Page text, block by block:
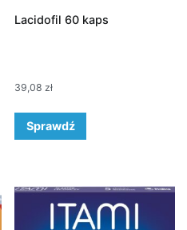
Lacidofil 60 kaps
39,08 zł
Sprawdź